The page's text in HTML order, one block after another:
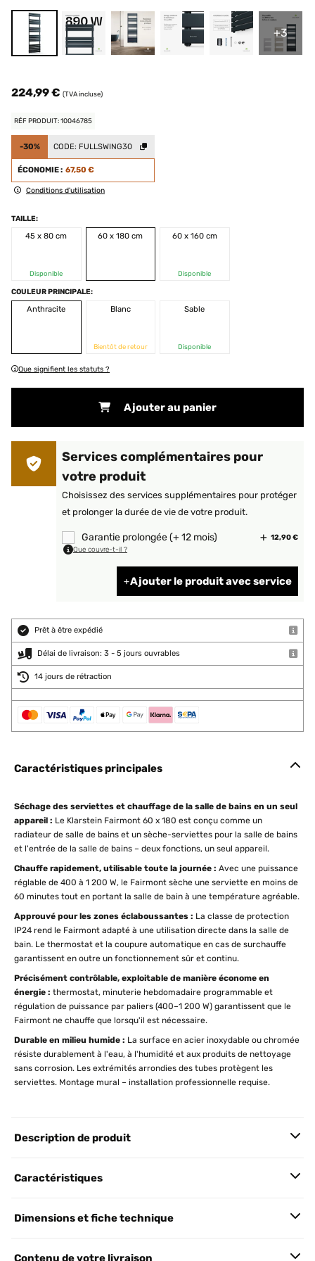
+3
224,99 € (TVA incluse)
RÉF PRODUIT: 10046785
-30% CODE: FULLSWING30
ÉCONOMIE : 67,50 €
Conditions d'utilisation
TAILLE:
45 x 80 cm
Disponible
60 x 180 cm 60 x 160 cm
Disponible
COULEUR PRINCIPALE:
Anthracite
Blanc
Bientôt de retour
Sable
Disponible
Que signifient les statuts ?
Ajouter au panier
Services complémentaires pour
votre produit
Choisissez des services supplémentaires pour protéger
et prolonger la durée de vie de votre produit.
Garantie prolongée (+ 12 mois) 12,90 €
Que couvre-t-il ?
Ajouter le produit avec service
Prêt à être expédié
Délai de livraison: 3 - 5 jours ouvrables
14 jours de rétraction
Caractéristiques principales
Séchage des serviettes et chauffage de la salle de bains en un seul
appareil : Le Klarstein Fairmont 60 x 180 est conçu comme un
radiateur de salle de bains et un sèche-serviettes pour la salle de bains
et l'entrée de la salle de bains – deux fonctions, un seul appareil.
Chauffe rapidement, utilisable toute la journée : Avec une puissance
réglable de 400 à 1 200 W, le Fairmont sèche une serviette en moins de
60 minutes tout en portant la salle de bain à une température agréable.
Approuvé pour les zones éclaboussantes : La classe de protection
IP24 rend le Fairmont adapté à une utilisation directe dans la salle de
bain. Le thermostat et la coupure automatique en cas de surchauffe
garantissent en outre un fonctionnement sûr et continu.
Précisément contrôlable, exploitable de manière économe en
énergie : thermostat, minuterie hebdomadaire programmable et
régulation de puissance par paliers (400–1 200 W) garantissent que le
Fairmont ne chauffe que lorsqu'il est nécessaire.
Durable en milieu humide : La surface en acier inoxydable ou chromée
résiste durablement à l'eau, à l'humidité et aux produits de nettoyage
sans corrosion. Les extrémités arrondies des tubes protègent les
serviettes. Montage mural – installation professionnelle requise.
Description de produit
Caractéristiques
Dimensions et fiche technique
Contenu de votre livraison